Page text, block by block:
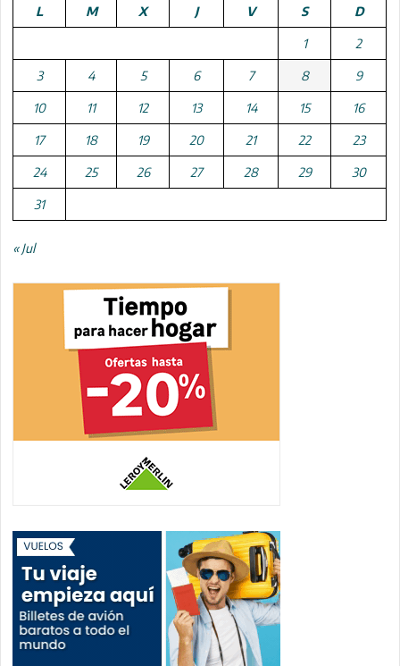
L
M X J V S D
1 2
3 4 5 6 7 8 9
10 11 12 13 14 15 16
17 18 19 20 21 22 23
24 25 26 27 28 29 30
31
« Jul